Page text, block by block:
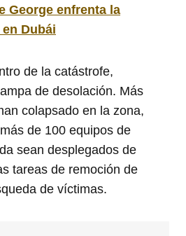
George enfrenta la
Dubái
de la catástrofe,
de desolación. Más
colapsado en la zona,
de 100 equipos de
sean desplegados de
tareas de remoción de
de víctimas.